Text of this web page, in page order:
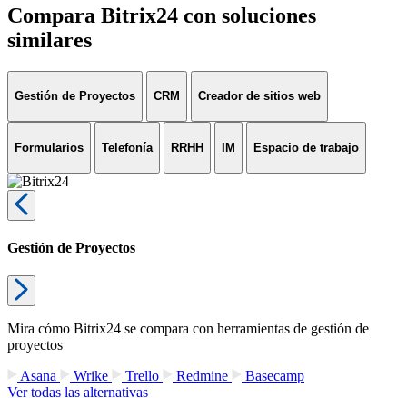
Compara Bitrix24 con soluciones
similares
Gestión de Proyectos CRM Creador de sitios web
Formularios Telefonía RRHH IM Espacio de trabajo
Gestión de Proyectos
Mira cómo Bitrix24 se compara con herramientas de gestión de
proyectos
Asana
Wrike Trello Redmine
Basecamp
Ver todas las alternativas